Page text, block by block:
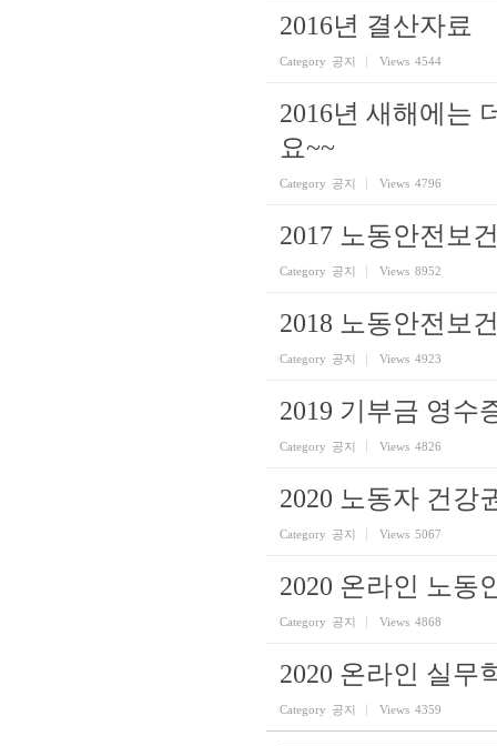
2016년 결산자료
Category 공지 Views 4544
2016년 새해에는
요~~
Category 공지 Views 4796
2017 노동안전보
Category 공지 Views 8952
2018 노동안전보
Category 공지 Views 4923
2019 기부금 영수
Category 공지 Views 4826
2020 노동자 건강
Category 공지 Views 5067
2020 온라인 노동
Category 공지 Views 4868
2020 온라인 실무
Category 공지 Views 4359